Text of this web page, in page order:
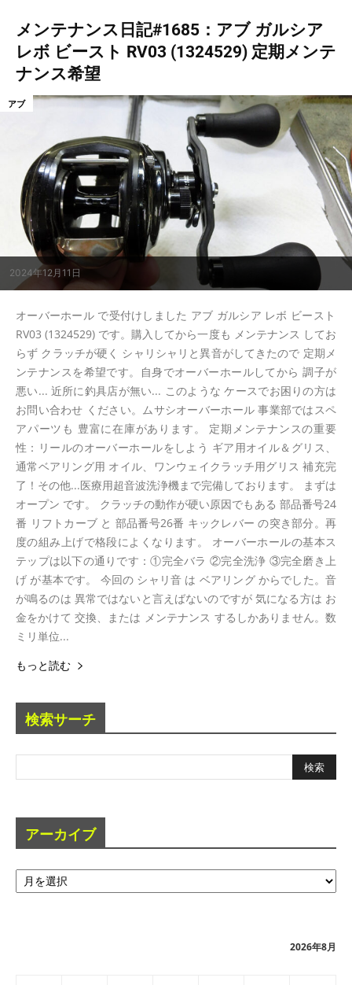
メンテナンス日記#1685：アブ ガルシア
レボ ビースト RV03 (1324529) 定期メンテ
ナンス希望
2024年12月11日
アブ
オーバーホール で受付けしました アブ ガルシア レボ ビースト
RV03 (1324529) です。購入してから一度も メンテナンス してお
らず クラッチが硬く シャリシャリと異音がしてきたので 定期メ
ンテナンスを希望です。自身でオーバーホールしてから 調子が
悪い... 近所に釣具店が無い... このような ケースでお困りの方は
お問い合わせ ください。ムサシオーバーホール 事業部ではスペ
アパーツも 豊富に在庫があります。 定期メンテナンスの重要
性：リールのオーバーホールをしよう ギア用オイル＆グリス、
通常ベアリング用 オイル、ワンウェイクラッチ用グリス 補充完
了！その他...医療用超音波洗浄機まで完備しております。 まずは
オープン です。 クラッチの動作が硬い原因でもある 部品番号24
番 リフトカーブ と 部品番号26番 キックレバー の突き部分。再
度の組み上げで格段によくなります。 オーバーホールの基本ス
テップは以下の通りです：①完全バラ ②完全洗浄 ③完全磨き上
げ が基本です。 今回の シャリ音 は ベアリング からでした。音
が鳴るのは 異常ではないと言えばないのですが 気になる方は お
金をかけて 交換、または メンテナンス するしかありません。数
ミリ単位...
もっと読む
検索サーチ
アーカイブ
ア
ー
2026年8月